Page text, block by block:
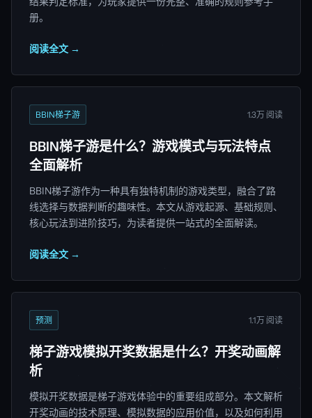
册。
阅读全文 →
BBIN梯子游 1.3万 阅读
BBIN梯子游是什么？游戏模式与玩法特点
全面解析
BBIN梯子游作为一种具有独特机制的游戏类型，融合了路
线选择与数据判断的趣味性。本文从游戏起源、基础规则、
核心玩法到进阶技巧，为读者提供一站式的全面解读。
阅读全文 →
预测 1.1万 阅读
梯子游戏模拟开奖数据是什么？开奖动画解
析
模拟开奖数据是梯子游戏体验中的重要组成部分。本文解析
开奖动画的技术原理、模拟数据的应用价值，以及如何利用